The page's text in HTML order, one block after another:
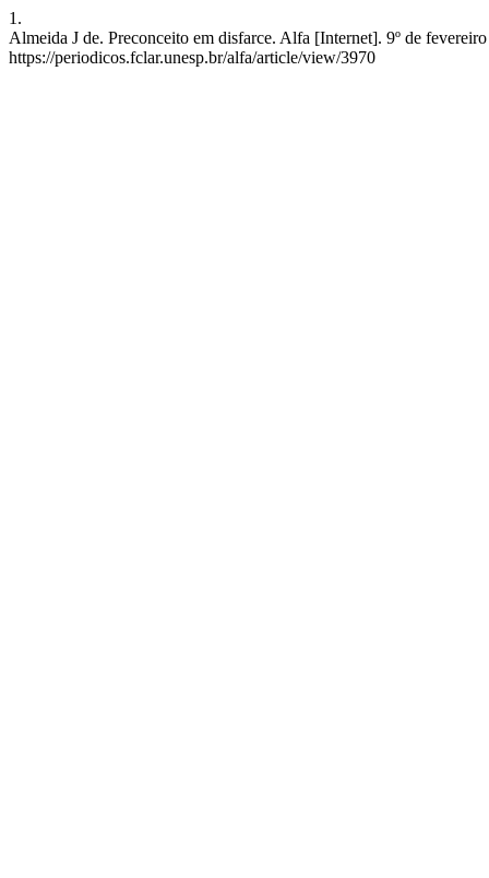
1.
Almeida J de. Preconceito em disfarce. Alfa [Internet]. 9º de
https://periodicos.fclar.unesp.br/alfa/article/view/3970